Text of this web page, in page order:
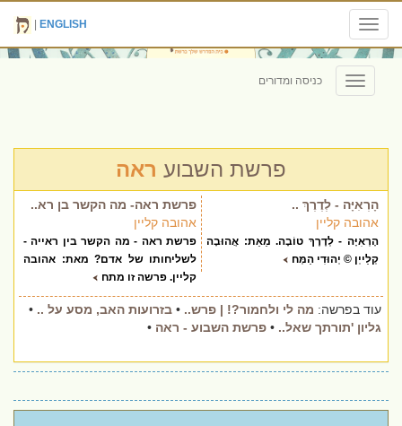
Toggle
navigation
ENGLISH
Toggle
navigation
כניסה ומדורים
פרשת השבוע ראה
הָרְאִיָּה - לְדֶרֶךְ ..
אהובה קליין
הָרְאִיָּה - לְדֶרֶךְ טוֹבָה. מֵאֵת: אֲהוּבָה
קְלַייְן © יְהוּדִי הַמְּח
פרשת ראה- מה הקשר בן רא..
אהובה קליין
פרשת ראה - מה הקשר בין ראייה -
לשליחותו של אדם? מאת: אהובה
קליין. פרשה זו מתח
עוד בפרשה: מה לי ולחמור?! | פרש.. • בזרועות האב, מסע על .. •
גליון 'תורתך שאל.. • פרשת השבוע - ראה •